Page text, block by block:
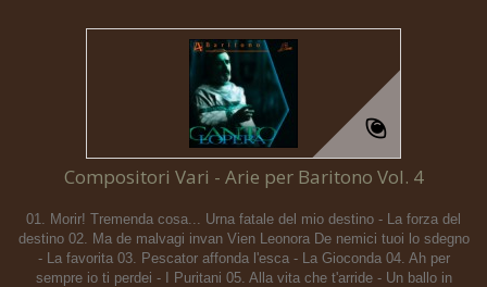
Compositori Vari - Arie per Baritono Vol. 4
01. Morir! Tremenda cosa... Urna fatale del mio destino - La forza del
destino 02. Ma de malvagi invan Vien Leonora De nemici tuoi lo sdegno
- La favorita 03. Pescator affonda l'esca - La Gioconda 04. Ah per
sempre io ti perdei - I Puritani 05. Alla vita che t'arride - Un ballo in